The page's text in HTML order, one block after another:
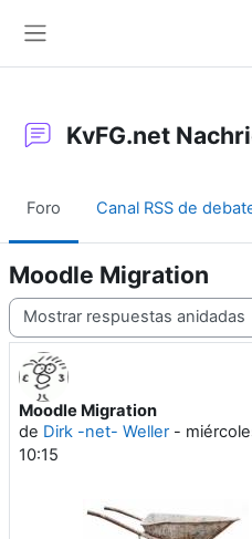
KvFG.net
Foro Canal RSS de
Moodle Migration
Mostrar modo
Moodle Migration
de Dirk -net- Weller-
10:15
Número de respuestas: 0